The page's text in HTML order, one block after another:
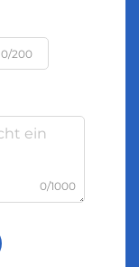
0/200
0/1000